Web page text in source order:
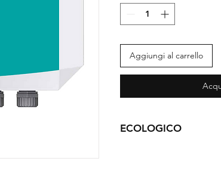
Aggiungi al carrello
ECOLOGICO